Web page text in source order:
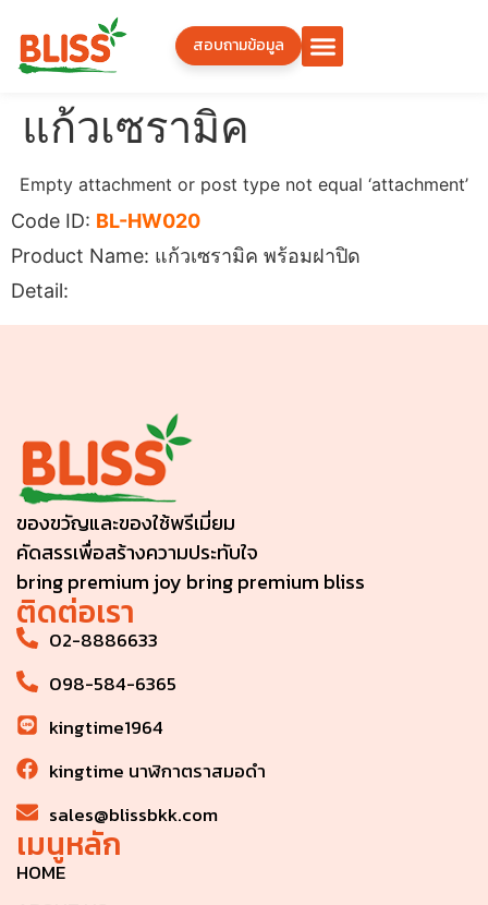
สอบถามข้อมูล
แก้วเซรามิค
Empty attachment or post type not equal ‘attachment’
Code ID: BL-HW020
Product Name: แก้วเซรามิค พร้อมฝาปิด
Detail:
ของขวัญและของใช้พรีเมี่ยม
คัดสรรเพื่อสร้างความประทับใจ
bring premium joy bring premium bliss
ติดต่อเรา
02-8886633
098-584-6365
kingtime1964
kingtime นาฬิกาตราสมอดำ
sales@blissbkk.com
เมนูหลัก
HOME